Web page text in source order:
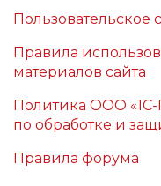
Пользовательское
Правила
материалов сайта
Политика ООО
по обработке и
Правила форума